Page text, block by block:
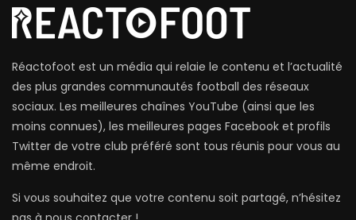
Réactofoot est un média qui relaie le contenu et l’actualité
des plus grandes communautés football des réseaux
sociaux. Les meilleures chaînes YouTube (ainsi que les
moins connues), les meilleures pages Facebook et profils
Twitter de votre club préféré sont tous réunis pour vous au
même endroit.
Si vous souhaitez que votre contenu soit partagé, n’hésitez